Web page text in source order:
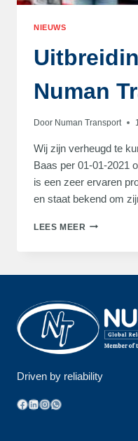
NIEUWS
Numan
Door Numan Transport
Wij zijn verheugd te
Baas per 01-01-2021
is een zeer ervaren
en staat bekend om
LEES MEER
Driven by reliability
Facebook
LinkedIn
Instagram
WhatsApp